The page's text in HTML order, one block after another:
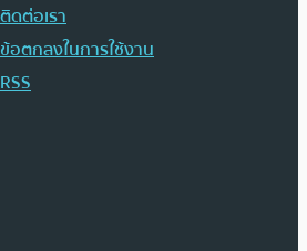
ติดต่อเรา
ข้อตกลงในการใช้งาน
RSS